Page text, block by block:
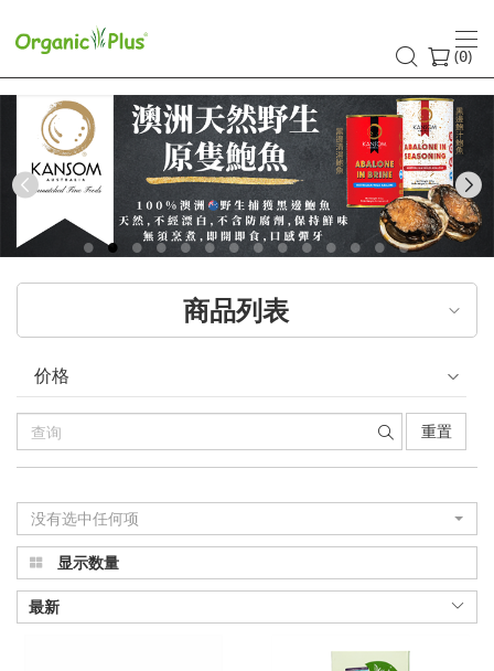
(0)
Previous
商品列表
价格
重置
没有选中任何项
显示数量
最新